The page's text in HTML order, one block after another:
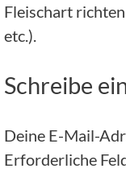
Fleischart
etc.).
Schreibe
Deine E-Mail-
Erforderliche